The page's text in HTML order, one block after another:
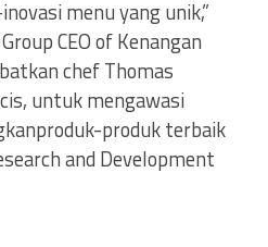
menu yang unik,”
CEO of Kenangan
chef Thomas
untuk mengawasi
produk terbaik
and Development